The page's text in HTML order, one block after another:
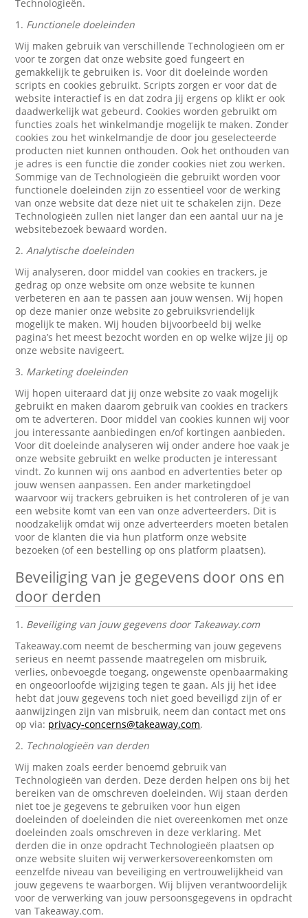
Technologieën.
1. Functionele doeleinden
Wij maken gebruik van verschillende Technologieën om er
voor te zorgen dat onze website goed fungeert en
gemakkelijk te gebruiken is. Voor dit doeleinde worden
scripts en cookies gebruikt. Scripts zorgen er voor dat de
website interactief is en dat zodra jij ergens op klikt er ook
daadwerkelijk wat gebeurd. Cookies worden gebruikt om
functies zoals het winkelmandje mogelijk te maken. Zonder
cookies zou het winkelmandje de door jou geselecteerde
producten niet kunnen onthouden. Ook het onthouden van
je adres is een functie die zonder cookies niet zou werken.
Sommige van de Technologieën die gebruikt worden voor
functionele doeleinden zijn zo essentieel voor de werking
van onze website dat deze niet uit te schakelen zijn. Deze
Technologieën zullen niet langer dan een aantal uur na je
websitebezoek bewaard worden.
2.Analytische doeleinden
Wij analyseren, door middel van cookies en trackers, je
gedrag op onze website om onze website te kunnen
verbeteren en aan te passen aan jouw wensen. Wij hopen
op deze manier onze website zo gebruiksvriendelijk
mogelijk te maken. Wij houden bijvoorbeeld bij welke
pagina’s het meest bezocht worden en op welke wijze jij op
onze website navigeert.
3. Marketing doeleinden
Wij hopen uiteraard dat jij onze website zo vaak mogelijk
gebruikt en maken daarom gebruik van cookies en trackers
om te adverteren. Door middel van cookies kunnen wij voor
jou interessante aanbiedingen en/of kortingen aanbieden.
Voor dit doeleinde analyseren wij onder andere hoe vaak je
onze website gebruikt en welke producten je interessant
vindt. Zo kunnen wij ons aanbod en advertenties beter op
jouw wensen aanpassen. Een ander marketingdoel
waarvoor wij trackers gebruiken is het controleren of je van
een website komt van een van onze adverteerders. Dit is
noodzakelijk omdat wij onze adverteerders moeten betalen
voor de klanten die via hun platform onze website
bezoeken (of een bestelling op ons platform plaatsen).
Beveiliging van je gegevens door ons en
door derden
1. Beveiliging van jouw gegevens door Takeaway.com
Takeaway.com neemt de bescherming van jouw gegevens
serieus en neemt passende maatregelen om misbruik,
verlies, onbevoegde toegang, ongewenste openbaarmaking
en ongeoorloofde wijziging tegen te gaan. Als jij het idee
hebt dat jouw gegevens toch niet goed beveiligd zijn of er
aanwijzingen zijn van misbruik, neem dan contact met ons
op via: privacy-concerns@takeaway.com.
2. Technologieën van derden
Wij maken zoals eerder benoemd gebruik van
Technologieën van derden. Deze derden helpen ons bij het
bereiken van de omschreven doeleinden. Wij staan derden
niet toe je gegevens te gebruiken voor hun eigen
doeleinden of doeleinden die niet overeenkomen met onze
doeleinden zoals omschreven in deze verklaring. Met
derden die in onze opdracht Technologieën plaatsen op
onze website sluiten wij verwerkersovereenkomsten om
eenzelfde niveau van beveiliging en vertrouwelijkheid van
jouw gegevens te waarborgen. Wij blijven verantwoordelijk
voor de verwerking van jouw persoonsgegevens in opdracht
van Takeaway.com.